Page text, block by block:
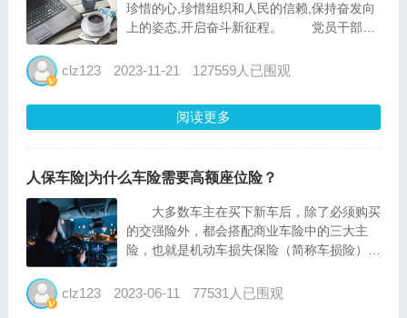
珍惜的心,珍惜组织和人民的信赖,保持奋发向
上的姿态,开启奋斗新征程。 党员干部
基础、强后劲、破难题的动力之源。主动提升
系实际...
clz123 2023-11-21 127559人已围观
阅读更多
人保车险|为什么车险需要高额座位险？
大多数车主在买下新车后，除了必须购买
的交强险外，都会搭配商业车险中的三大主
险，也就是机动车损失保险（简称车损险）、
任险（简称座位险）。先对于车损险、三者
clz123 2023-06-11 77531人已围观